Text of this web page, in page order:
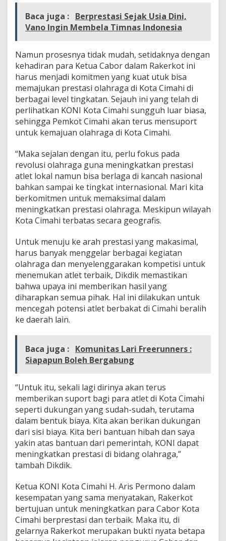
s
J
d
i
I
n
d
u
s
t
r
i
Baca juga : Berprestasi Sejak Usia Dini,
Vano Ingin Membela Timnas Indonesia
Namun prosesnya tidak mudah, setidaknya dengan
kehadiran para Ketua Cabor dalam Rakerkot ini
harus menjadi komitmen yang kuat utuk bisa
memajukan prestasi olahraga di Kota Cimahi di
berbagai level tingkatan. Sejauh ini yang telah di
perlihatkan KONI Kota Cimahi sungguh luar biasa,
sehingga Pemkot Cimahi akan terus mensuport
untuk kemajuan olahraga di Kota Cimahi.
“Maka sejalan dengan itu, perlu fokus pada
revolusi olahraga guna meningkatkan prestasi
atlet lokal namun bisa berlaga di kancah nasional
bahkan sampai ke tingkat internasional. Mari kita
berkomitmen untuk memaksimal dalam
meningkatkan prestasi olahraga. Meskipun wilayah
Kota Cimahi terbatas secara geografis.
Untuk menuju ke arah prestasi yang makasimal,
harus banyak menggelar berbagai kegiatan
olahraga dan menyelenggarakan kompetisi untuk
menemukan atlet terbaik, Dikdik memastikan
bahwa upaya ini memberikan hasil yang
diharapkan semua pihak. Hal ini dilakukan untuk
mencegah potensi atlet berbakat di Cimahi beralih
ke daerah lain.
Baca juga : Komunitas Lari Freerunners :
Siapapun Boleh Bergabung
“Untuk itu, sekali lagi dirinya akan terus
memberikan suport bagi para atlet di Kota Cimahi
seperti dukungan yang sudah-sudah, terutama
dalam bentuk biaya. Kita akan berikan dukungan
dari sisi biaya. Kita beri bantuan hibah dan saya
yakin atas bantuan dari pemerintah, KONI dapat
meningkatkan prestasi di bidang olahraga,”
tambah Dikdik.
Ketua KONI Kota Cimahi H. Aris Permono dalam
kesempatan yang sama menyatakan, Rakerkot
bertujuan untuk meningkatkan para Cabor Kota
Cimahi berprestasi dan terbaik. Maka itu, di
gelarnya Rakerkot merupakan bukti nyata betapa